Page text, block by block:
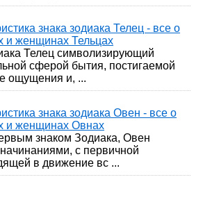
знака зодиака Телец - все о
и женщинах Тельцах
Телец символизирующий
сферой бытия, постигаемой
ощущения и, ...
знака зодиака Овен - все о
и женщинах Овнах
знаком Зодиака, Овен
с первичной
в движение вс ...